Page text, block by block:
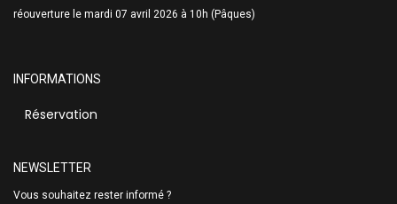
réouverture le mardi 07 avril 2026 à 10h (Pâques)
INFORMATIONS
Réservation
NEWSLETTER
Vous souhaitez rester informé ?